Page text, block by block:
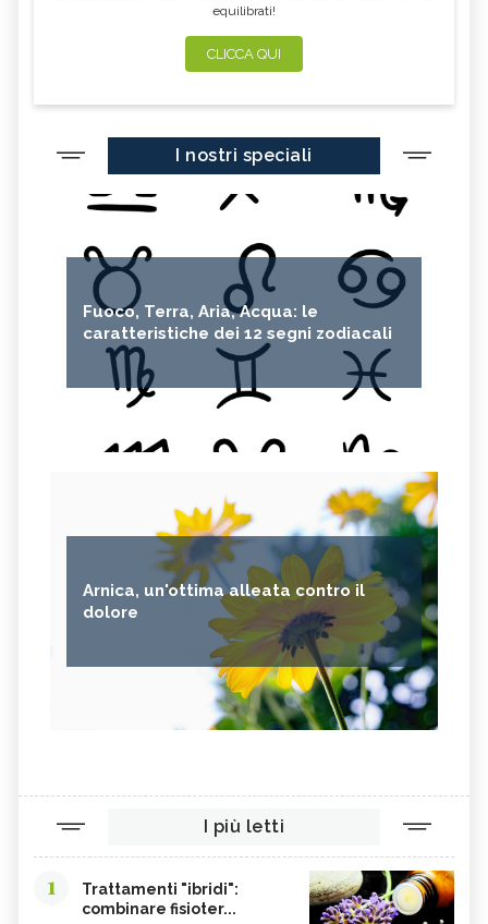
equilibrati!
CLICCA QUI
I nostri speciali
Fuoco, Terra, Aria, Acqua: le
caratteristiche dei 12 segni zodiacali
Arnica, un'ottima alleata contro il
dolore
I più letti
1
Trattamenti "ibridi":
combinare fisioter...